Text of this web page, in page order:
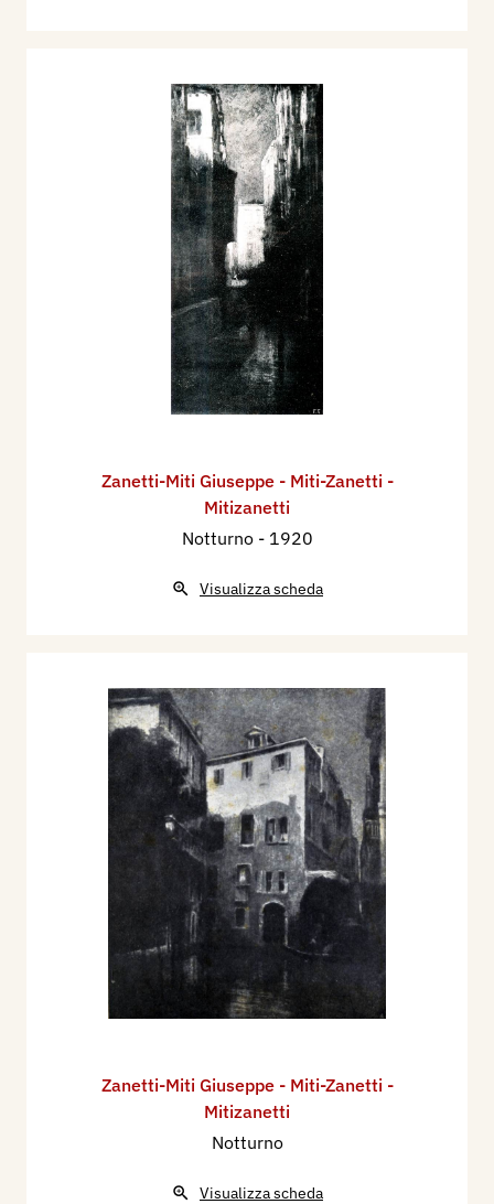
Zanetti-Miti Giuseppe - Miti-Zanetti -
Mitizanetti
Notturno - 1920
Visualizza scheda
Zanetti-Miti Giuseppe - Miti-Zanetti -
Mitizanetti
Notturno
Visualizza scheda